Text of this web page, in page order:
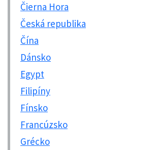
Čierna Hora
Česká republika
Čína
Dánsko
Egypt
Filipíny
Fínsko
Francúzsko
Grécko